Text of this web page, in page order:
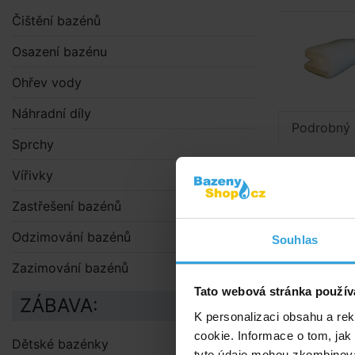
Souhlas
Tato webová stránka
K personalizaci obsahu a
cookie. Informace o tom,
Podrobný
teplotu,
Solární
izolační
Použití
Čištění bazénů
Osazení bazénu
Ohřev vody
Náhradní díly
Sprchy
Vířivky
Zastřešení bazénů
Odzimování bazénů
Zazimování bazénů
ZÁBAVA:
Dětské bazénky